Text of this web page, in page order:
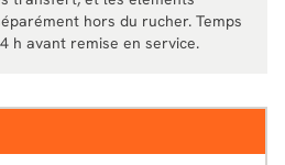
hors du rucher. Temps
h avant remise en service.